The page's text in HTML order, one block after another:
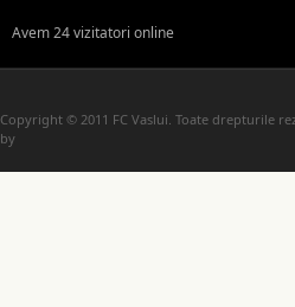
Avem 24 vizitatori online
Copyright © 2011 FC Vaslui. Toate drepturile
by